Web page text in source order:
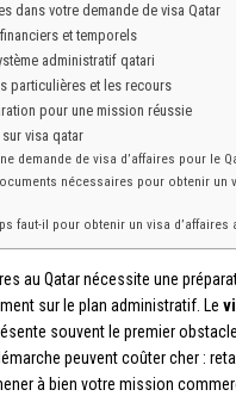
dans votre demande de visa Qatar
et temporels
administratif qatari
particulières et les recours
pour une mission réussie
visa qatar
demande de visa d’affaires pour le
nécessaires pour obtenir un
faut-il pour obtenir un visa d’affaires
au Qatar nécessite une
sur le plan administratif. Le
souvent le premier
peuvent coûter cher :
à bien votre mission